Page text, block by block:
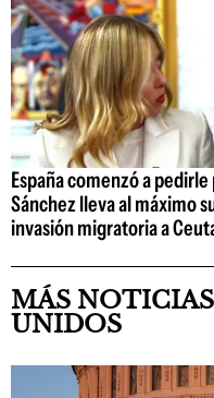
España comenzó a
Sánchez lleva al máximo
invasión migratoria a
MÁS
UNIDOS